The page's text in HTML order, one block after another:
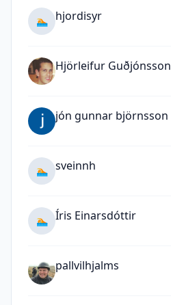
🏊 hjordisyr
Hjörleifur Guðjónsson
jón gunnar björnsson
🏊 sveinnh
🏊 Íris Einarsdóttir
pallvilhjalms